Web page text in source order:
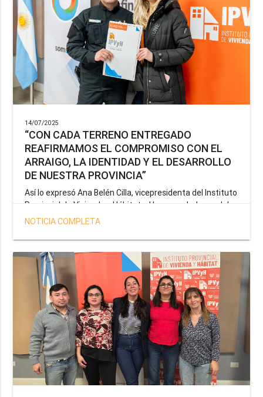
14/07/2025
“CON CADA TERRENO ENTREGADO
REAFIRMAMOS EL COMPROMISO CON EL
ARRAIGO, LA IDENTIDAD Y EL DESARROLLO
DE NUESTRA PROVINCIA”
Así lo expresó Ana Belén Cilla, vicepresidenta del Instituto
Provincial de Vivienda y Hábitat, al hacer un balance del
trabajo del organismo en el marco de la operatoria
salud y seguridad impulsada por el gobernador Gustavo
Melella.
NOTICIA COMPLETA